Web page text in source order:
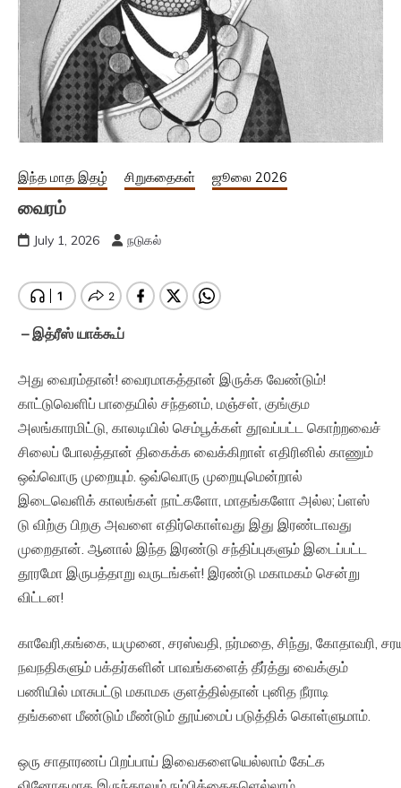
இந்த மாத இதழ் சிறுகதைகள் ஜூலை 2026
வைரம்
July 1, 2026 நடுகல்
– இத்ரீஸ் யாக்கூப்
அது வைரம்தான்! வைரமாகத்தான் இருக்க வேண்டும்!
காட்டுவெளிப் பாதையில் சந்தனம், மஞ்சள், குங்கும
அலங்காரமிட்டு, காலடியில் செம்பூக்கள் தூவப்பட்ட கொற்றவைச்
சிலைப் போலத்தான் திகைக்க வைக்கிறாள் எதிரினில் காணும்
ஒவ்வொரு முறையும். ஒவ்வொரு முறையுமென்றால்
இடைவெளிக் காலங்கள் நாட்களோ, மாதங்களோ அல்ல; ப்ளஸ்
டு விற்கு பிறகு அவளை எதிர்கொள்வது இது இரண்டாவது
முறைதான். ஆனால் இந்த இரண்டு சந்திப்புகளும் இடைப்பட்ட
தூரமோ இருபத்தாறு வருடங்கள்! இரண்டு மகாமகம் சென்று
விட்டன!
காவேரி,கங்கை, யமுனை, சரஸ்வதி, நர்மதை, சிந்து, கோதாவரி,
நவநதிகளும் பக்தர்களின் பாவங்களைத் தீர்த்து வைக்கும்
பணியில் மாசுபட்டு மகாமக குளத்தில்தான் புனித நீராடி
தங்களை மீண்டும் மீண்டும் தூய்மைப் படுத்திக் கொள்ளுமாம்.
ஒரு சாதாரணப் பிறப்பாய் இவைகளையெல்லாம் கேட்க